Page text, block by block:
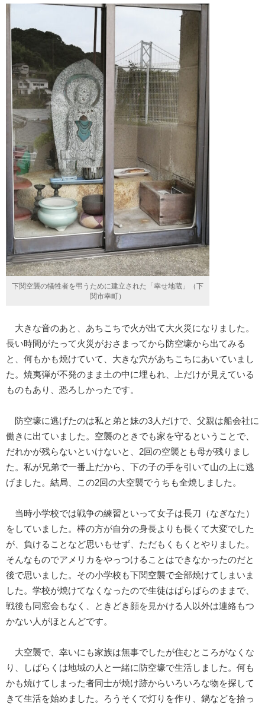
下関空襲の犠牲者を弔うために建立された「幸せ地蔵」（下
関市幸町）
大きな音のあと、あちこちで火が出て大火災になりました。
長い時間がたって火災がおさまってから防空壕から出てみる
と、何もかも焼けていて、大きな穴があちこちにあいていまし
た。焼夷弾が不発のまま土の中に埋もれ、上だけが見えている
ものもあり、恐ろしかったです。
防空壕に逃げたのは私と弟と妹の3人だけで、父親は船会社に
働きに出ていました。空襲のときでも家を守るということで、
だれかが残らないといけないと、2回の空襲とも母が残りまし
た。私が兄弟で一番上だから、下の子の手を引いて山の上に逃
げました。結局、この2回の大空襲でうちも全焼しました。
当時小学校では戦争の練習といって女子は長刀（なぎなた）
をしていました。棒の方が自分の身長よりも長くて大変でした
が、負けることなど思いもせず、ただもくもくとやりました。
そんなものでアメリカをやっつけることはできなかったのだと
後で思いました。その小学校も下関空襲で全部焼けてしまいま
した。学校が焼けてなくなったので生徒はばらばらのままで、
戦後も同窓会もなく、ときどき顔を見かける人以外は連絡もつ
かない人がほとんどです。
大空襲で、幸いにも家族は無事でしたが住むところがなくな
り、しばらくは地域の人と一緒に防空壕で生活しました。何も
かも焼けてしまった者同士が焼け跡からいろいろな物を探して
きて生活を始めました。ろうそくで灯りを作り、鍋などを拾っ